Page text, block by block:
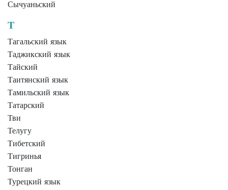
Сычуаньский
Т
Тагальский язык
Таджикский язык
Тайский
Таитянский язык
Тамильский язык
Татарский
Тви
Телугу
Тибетский
Тигринья
Тонган
Турецкий язык